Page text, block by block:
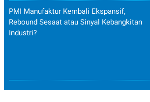
PMI Manufaktur Kembali Ekspansif,
Rebound Sesaat atau Sinyal Kebangkitan
Industri?